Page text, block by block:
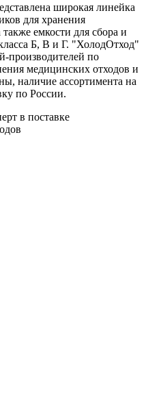
широкая линейка
для хранения
емкости для сбора и
Б, В и Г. "ХолодОтход"
производителей по
медицинских отходов и
наличие ассортимента на
по России.
в поставке